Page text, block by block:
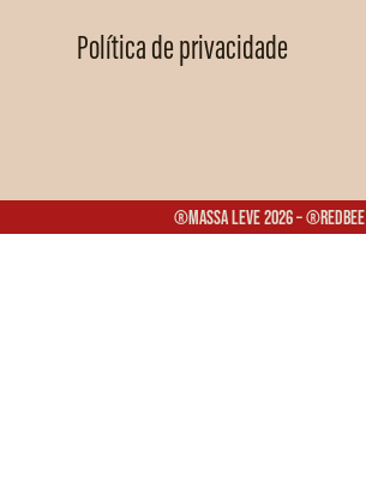
Política de privacidade
®Massa Leve 2026 – ®Redbee